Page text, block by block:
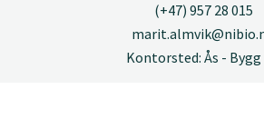
(+47) 957 28 015
Kontorsted: Ås - Bygg